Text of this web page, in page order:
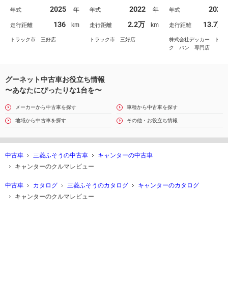
キー ５ＭＴ
年式 2025 年
走行距離 136 km
トラック市 三好店
ー ドラレコ ＥＴＣ
イージーアクセスキー
ＬＥＤヘッドライト Ａ
Ｔ車
年式 2022 年
走行距離 2.2万 km
トラック市 三好店
居鉄板 あおり開閉
装置 メッキパー
電格ミラー 車線
警報 衝突被害怪訝
ーキ ３ｔ ３Ｔ
年式 2021
走行距離 13.7万
株式会社デッカー トラ
ク バン 専門店
グーネット中古車お役立ち情報
〜あなたにぴったりな1台を〜
メーカーから中古車を探す 車種から中古車を探す
地域から中古車を探す その他・お役立ち情報
中古車 三菱ふそうの中古車
キャンターの中古車
キャンターのクルマレビュー
中古車 カタログ 三菱ふそうのカタログ
キャンターのカタログ
キャンターのクルマレビュー